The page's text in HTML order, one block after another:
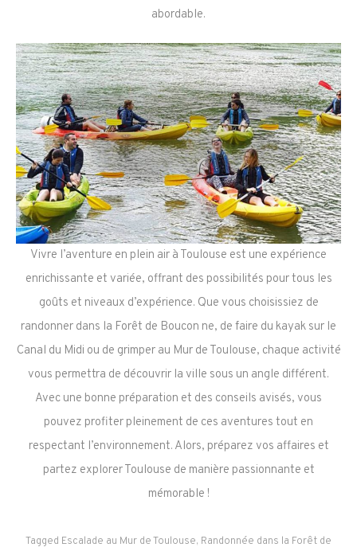
abordable.
Vivre l’aventure en plein air à Toulouse est une expérience
enrichissante et variée, offrant des possibilités pour tous les
goûts et niveaux d’expérience. Que vous choisissiez de
randonner dans la Forêt de Boucon ne, de faire du kayak sur le
Canal du Midi ou de grimper au Mur de Toulouse, chaque activité
vous permettra de découvrir la ville sous un angle différent.
Avec une bonne préparation et des conseils avisés, vous
pouvez profiter pleinement de ces aventures tout en
respectant l’environnement. Alors, préparez vos affaires et
partez explorer Toulouse de manière passionnante et
mémorable !
Tagged Escalade au Mur de Toulouse, Randonnée dans la Forêt de